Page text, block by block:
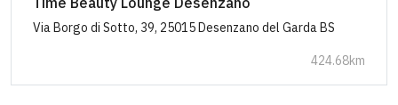
Via Borgo di Sotto, 39, 25015 Desenzano del Garda BS
424.68km